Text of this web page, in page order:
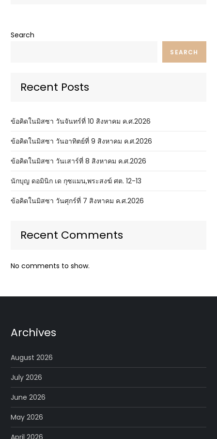
Search
SEARCH
Recent Posts
ข้อคิดในมิสซา วันจันทร์ที่ 10 สิงหาคม ค.ศ.2026
ข้อคิดในมิสซา วันอาทิตย์ที่ 9 สิงหาคม ค.ศ.2026
ข้อคิดในมิสซา วันเสาร์ที่ 8 สิงหาคม ค.ศ.2026
นักบุญ ดอมินิก เด กุซแมน,พระสงฆ์ ศต. 12-13
ข้อคิดในมิสซา วันศุกร์ที่ 7 สิงหาคม ค.ศ.2026
Recent Comments
No comments to show.
Archives
August 2026
July 2026
June 2026
May 2026